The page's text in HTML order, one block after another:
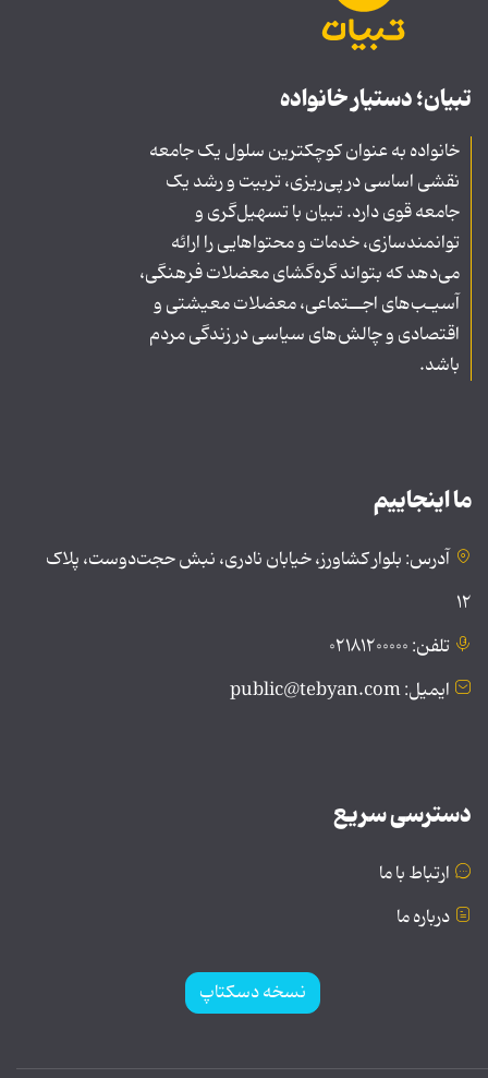
تبیان؛ دستیار خانواده
خانواده به عنوان کوچکترین سلول یک جامعه
نقشی اساسی در پی‌ریزی، تربیت و رشد یک
جامعه قوی دارد. تبیان با تسهیل‌گری و
توانمندسازی، خدمات و محتواهایی را ارائه
می‌دهد که بتواند گره‌گشای معضلات فرهنگی،
آسیـب‌های اجــتماعی، معضلات معیشتی و
اقتصادی و چالش‌های سیاسی در زندگی مردم
باشد.
ما اینجاییم
آدرس: بلوار کشاورز، خیابان نادری، نبش حجت‌دوست، پلاک
۱۲
تلفن: ۰۲۱۸۱۲۰۰۰۰۰
ایمیل: public@tebyan.com
دسترسی سریع
ارتباط با ما
درباره ما
نسخه دسکتاپ